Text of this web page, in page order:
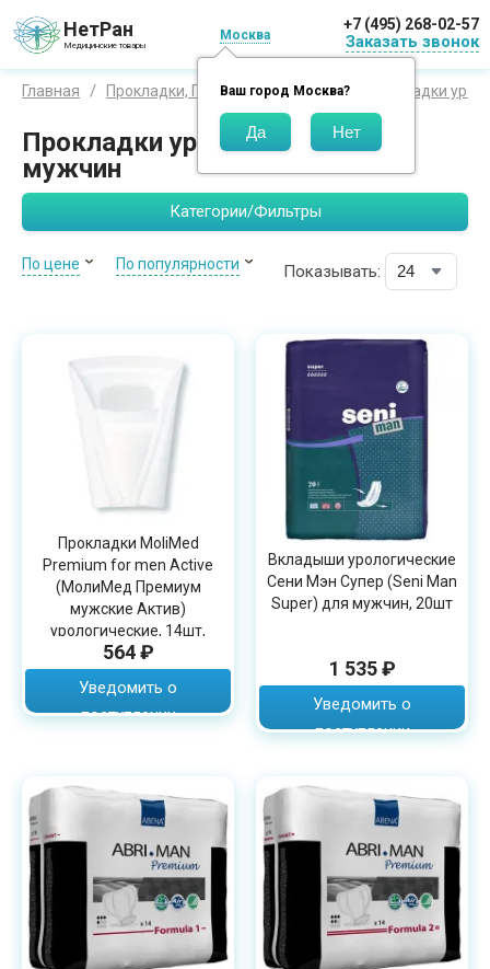
НетРан
Медицинские товары
Москва
Ваш город Москва?
+7 (495) 268-02-57
Заказать звонок
Главная Прокладки, Пеленки, Подгузники Прокладки
Прокладки урологические для
мужчин
Категории/Фильтры
По цене По популярности Показывать:
Прокладки MoliMed
Premium for men Active
(МолиМед Премиум
мужские Актив)
урологические, 14шт,
168600
564 ₽
Уведомить о
поступлении
Вкладыши урологические
Сени Мэн Супер (Seni Man
Super) для мужчин, 20шт
1 535 ₽
Уведомить о
поступлении